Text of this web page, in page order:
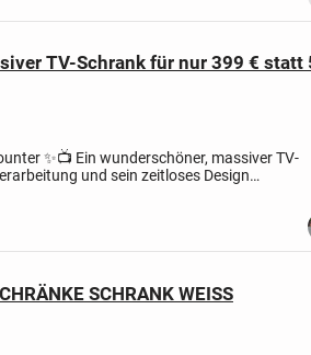
TV-Schrank für nur 399 € statt
✨📺 Ein wunderschöner, massiver TV-
und sein zeitloses Design
nicht nur...
SCHRANK WEISS